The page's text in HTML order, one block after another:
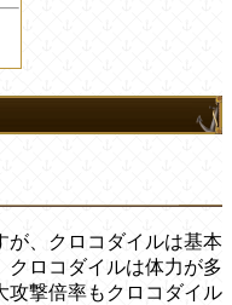
が、クロコダイルは基本
クロコダイルは体力が多
攻撃倍率もクロコダイル